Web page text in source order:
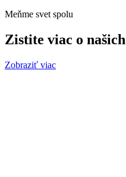
Meňme svet spolu
Zistite viac o
Zobraziť viac